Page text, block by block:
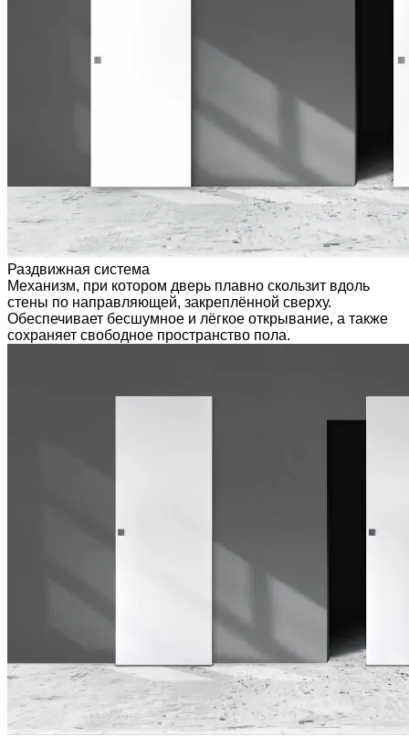
Раздвижная система
Механизм, при котором дверь плавно скользит вдоль
стены по направляющей, закреплённой сверху.
Обеспечивает бесшумное и лёгкое открывание, а также
сохраняет свободное пространство пола.